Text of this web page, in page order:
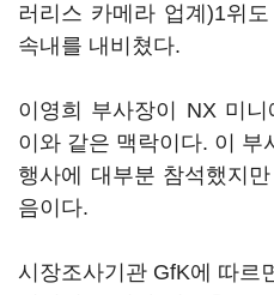
러리스 카메라 업계)1위
속내를 내비쳤다.
이영희 부사장이 NX 미
이와 같은 맥락이다. 이 부
행사에 대부분 참석했지
음이다.
시장조사기관 GfK에 따르